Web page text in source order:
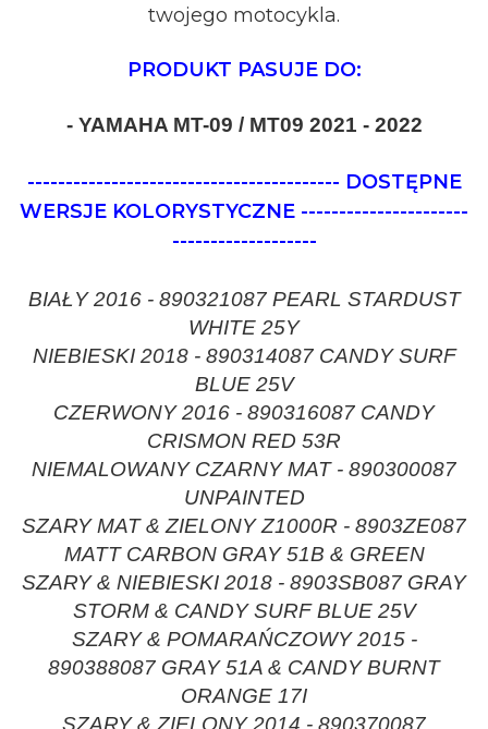
twojego motocykla.
PRODUKT PASUJE DO:
- YAMAHA MT-09 / MT09 2021 - 2022
----------------------------------------- DOSTĘPNE
WERSJE KOLORYSTYCZNE ----------------------
-------------------
BIAŁY 2016 - 890321087 PEARL STARDUST
WHITE 25Y
NIEBIESKI 2018 - 890314087 CANDY SURF
BLUE 25V
CZERWONY 2016 - 890316087 CANDY
CRISMON RED 53R
NIEMALOWANY CZARNY MAT - 890300087
UNPAINTED
SZARY MAT & ZIELONY Z1000R - 8903ZE087
MATT CARBON GRAY 51B & GREEN
SZARY & NIEBIESKI 2018 - 8903SB087 GRAY
STORM & CANDY SURF BLUE 25V
SZARY & POMARAŃCZOWY 2015 -
890388087 GRAY 51A & CANDY BURNT
ORANGE 17I
SZARY & ZIELONY 2014 - 890370087